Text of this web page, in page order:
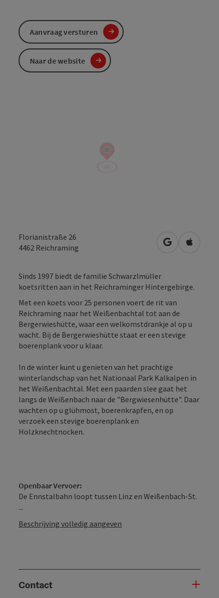
Florianistraße 26
4462 Reichraming Openen in
Sinds 1997 biedt de familie Schwarzlmüller
koetsritten aan in het Reichraminger Hintergebirge.
Met een koets voor 25 personen voert de rit van
Reichraming naar het Weißenbachtal tot aan de
Bergerwieshütte, waar een welkomstdrankje al op u
wacht. Bij de Bergerwieshütte staat er een stevige
boerenplank voor u klaar.
In de winter kunt u genieten van het prachtige
winterlandschap van het Nationaal Park Kalkalpen in
het Weißenbachtal. Met een paarden slee gaat het
langs de Weißenbach naar de "Bergwiesenhütte". Daar
wachten op u glühmost, boerenkrapfen, en op
verzoek een stevige boerenplank en
Holzknechtnocken.
Openbaar Vervoer:
De Ennstalbahn loopt tussen Linz en Weißenbach-St.
...
Beschrijving volledig aangeven
Contact
Aanvraag versturen
Naar de website